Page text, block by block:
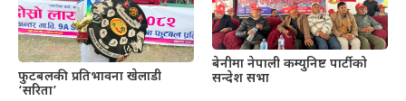
फुटबलकी प्रतिभावना खेलाडी
‘सरिता’
बेनीमा नेपाली कम्युनिष्ट पार्टीको
सन्देश सभा